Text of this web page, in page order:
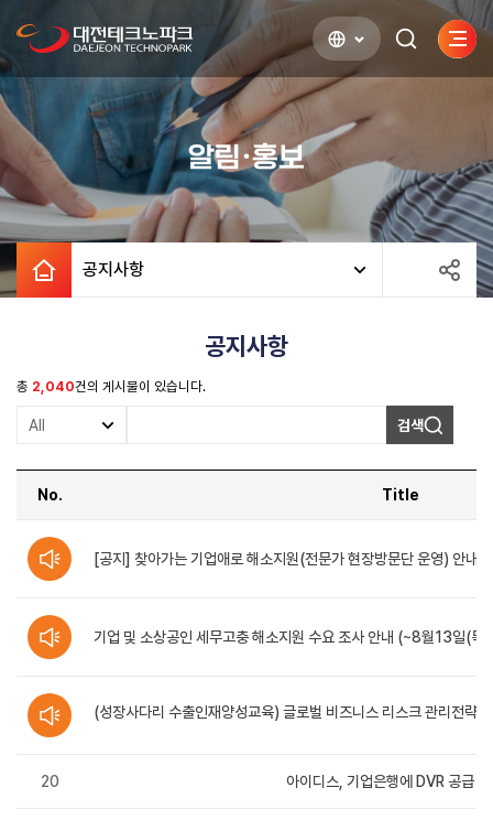
검색하기사이
열기
알림·홍보
공지사항
공지사항
총 2,040건의 게시물이 있습니다.
검색
번호,
제목,
조회수,
첨부파일
순으로
제공합니다.
No. Title
[공지] 찾아가는 기업애로 해소지원(전문가 현장방문단 운영) 안내
기업 및 소상공인 세무고충 해소지원 수요 조사 안내 (~8월13일(
(성장사다리 수출인재양성교육) 글로벌 비즈니스 리스크 관리전략
20 아이디스, 기업은행에 DVR 공급 (